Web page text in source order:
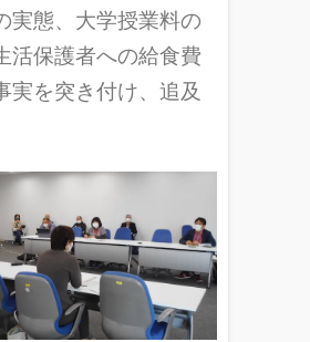
実態、大学授業料の
活保護者への給食費
実を突き付け、追及